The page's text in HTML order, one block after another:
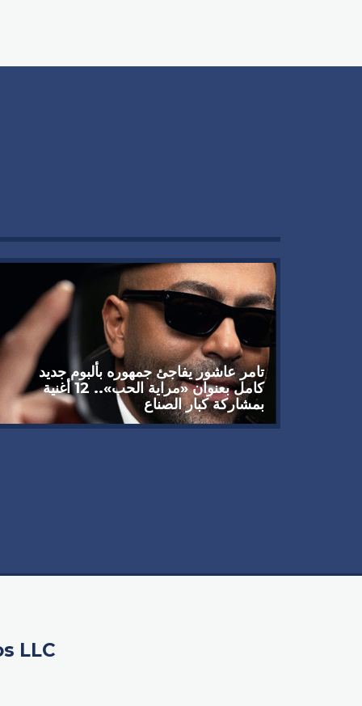
تامر عاشور يفاجئ جمهوره بألبوم جديد
كامل بعنوان «مراية الحب».. 12 أغنية
بمشاركة كبار الصناع
LLC